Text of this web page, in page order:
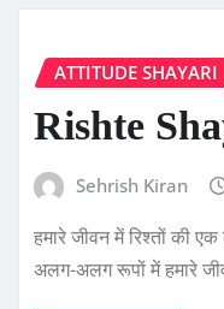
ATTITUDE SHAYARI
Rishte
Sehrish Kiran
हमारे जीवन में रिश्तों की एक
अलग-अलग रूपों में हमारे